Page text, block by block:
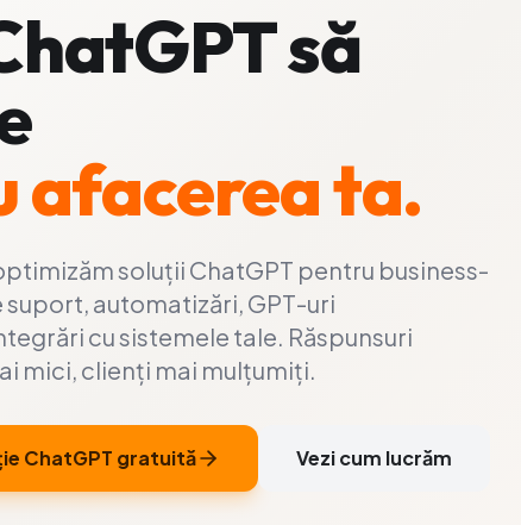
să
afacerea ta.
soluții ChatGPT pentru business-
suport, automatizări, GPT-uri
cu sistemele tale. Răspunsuri
mici, clienți mai mulțumiți.
ChatGPT gratuită Vezi cum lucrăm